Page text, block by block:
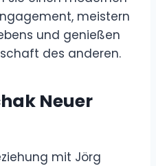
meistern
und genießen
des anderen.
Neuer
mit Jörg